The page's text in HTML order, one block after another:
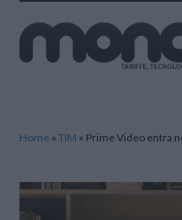
Home »TIM » Prime Video entra